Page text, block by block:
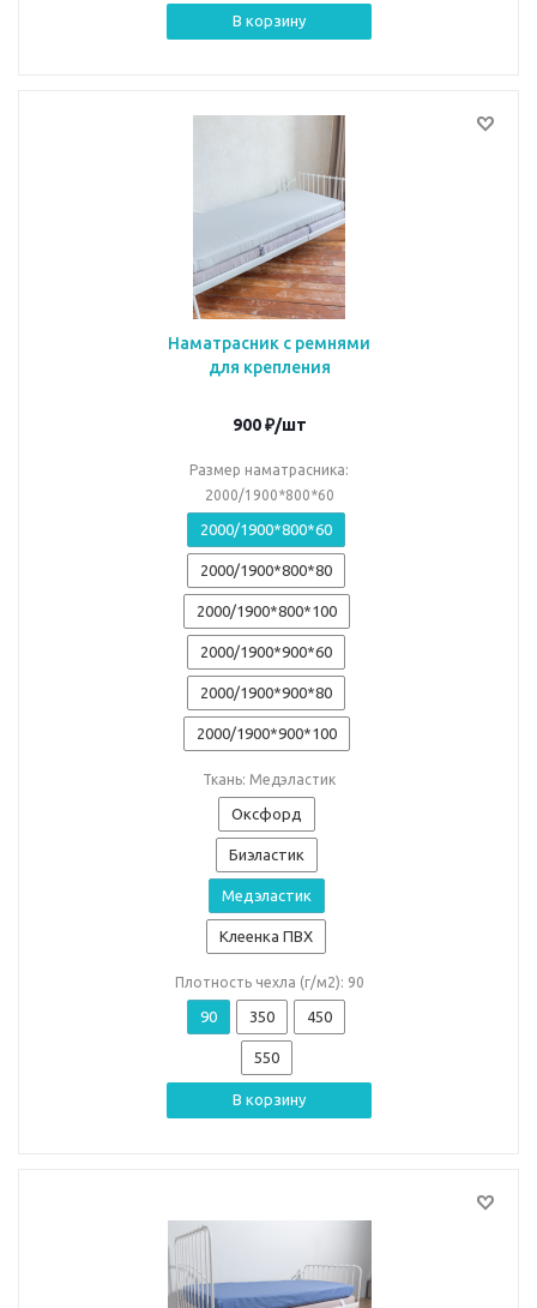
В корзину
Наматрасник с ремнями
для крепления
900₽/шт
Размер наматрасника:
2000/1900*800*60
2000/1900*800*60
2000/1900*800*80
2000/1900*800*100
2000/1900*900*60
2000/1900*900*80
2000/1900*900*100
Ткань: Медэластик
Оксфорд
Биэластик
Медэластик
Клеенка ПВХ
Плотность чехла (г/м2): 90
90 350 450
550
В корзину